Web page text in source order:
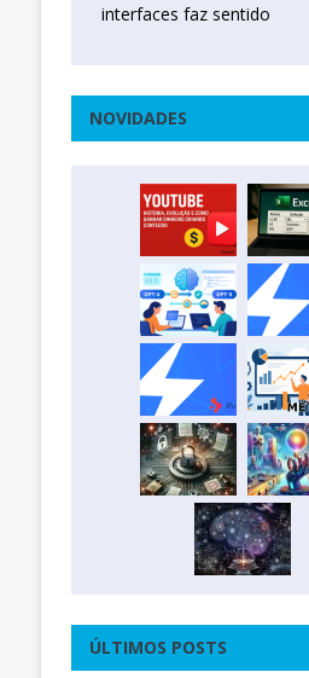
interfaces faz sentido
NOVIDADES
ÚLTIMOS POSTS